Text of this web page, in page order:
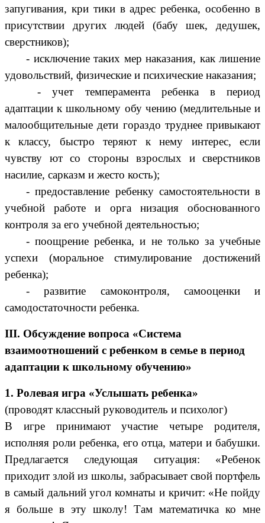
запугивания, кри тики в адрес ребенка, особенно в
присутствии других людей (бабу шек, дедушек,
сверстников);
- исключение таких мер наказания, как лишение
удовольствий, физические и психические наказания;
- учет темперамента ребенка в период
адаптации к школьному обу чению (медлительные и
малообщительные дети гораздо труднее привыкают
к классу, быстро теряют к нему интерес, если
чувству ют со стороны взрослых и сверстников
насилие, сарказм и жесто кость);
- предоставление ребенку самостоятельности в
учебной работе и орга низация обоснованного
контроля за его учебной деятельностью;
- поощрение ребенка, и не только за учебные
успехи (моральное стимулирование достижений
ребенка);
- развитие самоконтроля, самооценки и
самодостаточности ребенка.
III. Обсуждение вопроса «Система
взаимоотношений с ребенком в семье в период
адаптации к школьному обучению»
1. Ролевая игра «Услышать ребенка»
(проводят классный руководитель и психолог)
В игре принимают участие четыре родителя,
исполняя роли ребенка, его отца, матери и бабушки.
Предлагается следующая ситуация: «Ребенок
приходит злой из школы, забрасывает свой портфель
в самый дальний угол комнаты и кричит: «Не пойду
я больше в эту школу! Там математичка ко мне